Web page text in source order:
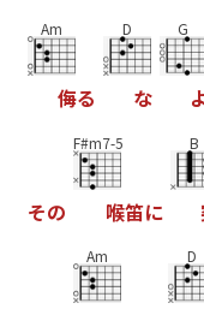
Am
侮る
D
な
G
その
F#m7-5
喉笛に
B
Am D